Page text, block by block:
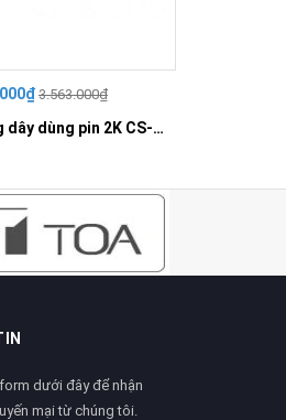
3.563.000₫
Camera không dây dùng pin 2K CS-EB3-R100-2C3WFL
dưới đây để nhận
mại từ chúng tôi.